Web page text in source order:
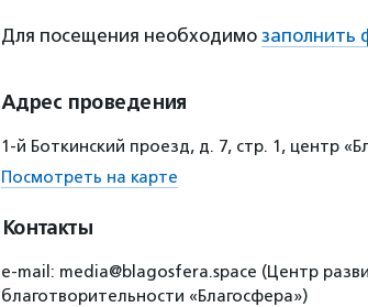
Для посещения необходимо заполнить
Адрес проведения
1-й Боткинский проезд, д. 7, стр. 1, центр
Посмотреть на карте
Контакты
e-mail: media@blagosfera.space (Центр
благотворительности «Благосфера»)